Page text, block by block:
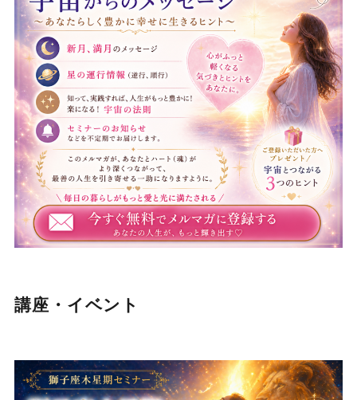
講座・イベント